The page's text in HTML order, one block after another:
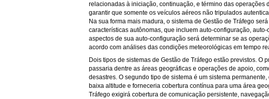
relacionadas à iniciação, continuação, e término das operações
garantir que somente os veículos aéreos não tripulados
Na sua forma mais madura, o sistema de Gestão de Tráfego
características autônomas, que incluem auto-configuração,
aspectos de sua auto-configuração será determinar se as
acordo com análises das condições meteorológicas em tempo
Dois tipos de sistemas de Gestão de Tráfego estão previstos. O
passaria dentre as áreas geográficas e operações de apoio,
desastres. O segundo tipo de sistema é um sistema
baixa altitude e forneceria cobertura contínua para uma área
Tráfego exigirá cobertura de comunicação persistente,